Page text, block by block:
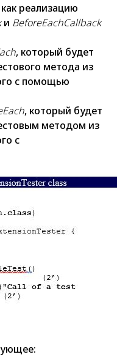
как реализацию
и BeforeEachCallback
, который будет
метода из
с помощью
, который будет
методом из
с